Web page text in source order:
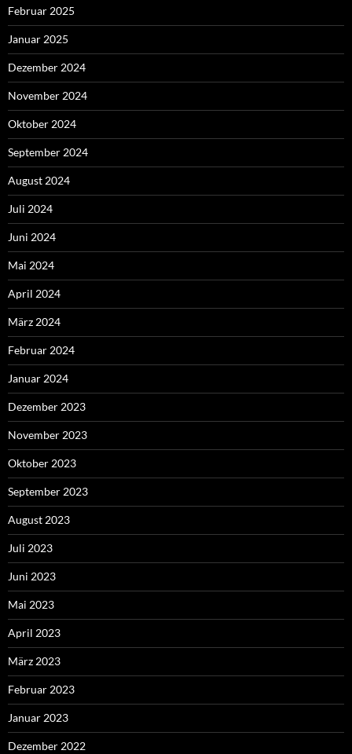
Februar 2025
Januar 2025
Dezember 2024
November 2024
Oktober 2024
September 2024
August 2024
Juli 2024
Juni 2024
Mai 2024
April 2024
März 2024
Februar 2024
Januar 2024
Dezember 2023
November 2023
Oktober 2023
September 2023
August 2023
Juli 2023
Juni 2023
Mai 2023
April 2023
März 2023
Februar 2023
Januar 2023
Dezember 2022